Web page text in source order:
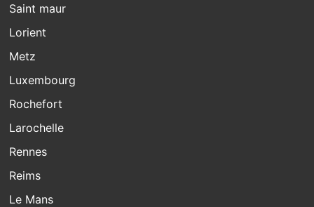
Saint maur
Lorient
Metz
Luxembourg
Rochefort
Larochelle
Rennes
Reims
Le Mans